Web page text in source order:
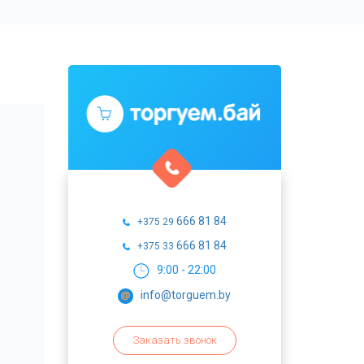
+375 29 666 81 84
+375 33 666 81 84
9:00 - 22:00
info@torguem.by
Заказать звонок